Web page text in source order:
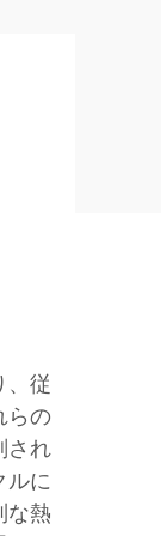
、従
らの
され
ルに
な熱